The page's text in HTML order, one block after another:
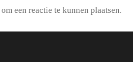
om een reactie te kunnen plaatsen.